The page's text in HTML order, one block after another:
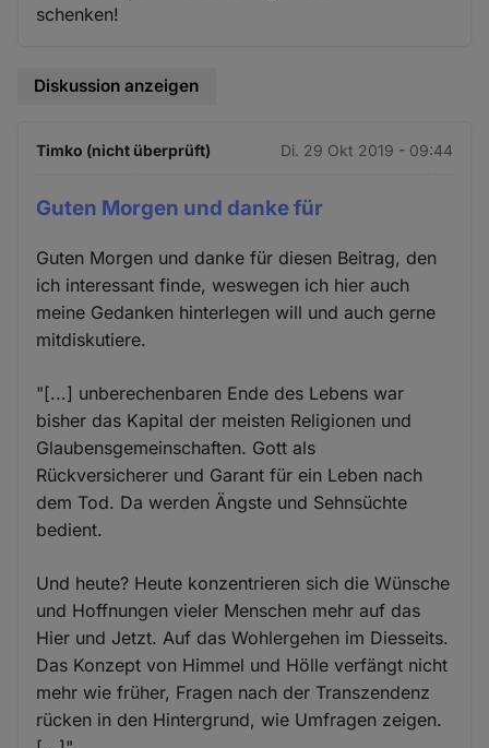
schenken!
Diskussion anzeigen
Timko (nicht überprüft) Di. 29 Okt 2019 - 09:44
Guten Morgen und danke für
Guten Morgen und danke für diesen Beitrag, den
ich interessant finde, weswegen ich hier auch
meine Gedanken hinterlegen will und auch gerne
mitdiskutiere.
"[...] unberechenbaren Ende des Lebens war
bisher das Kapital der meisten Religionen und
Glaubensgemeinschaften. Gott als
Rückversicherer und Garant für ein Leben nach
dem Tod. Da werden Ängste und Sehnsüchte
bedient.
Und heute? Heute konzentrieren sich die Wünsche
und Hoffnungen vieler Menschen mehr auf das
Hier und Jetzt. Auf das Wohlergehen im Diesseits.
Das Konzept von Himmel und Hölle verfängt nicht
mehr wie früher, Fragen nach der Transzendenz
rücken in den Hintergrund, wie Umfragen zeigen.